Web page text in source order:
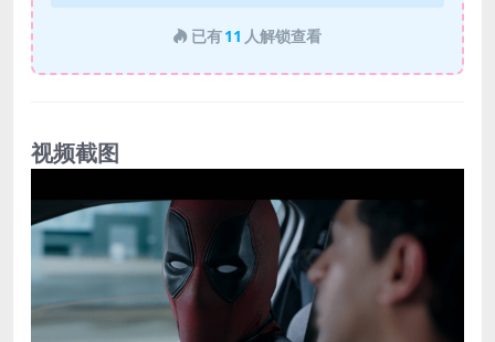
已有11 人解锁查看
视频截图